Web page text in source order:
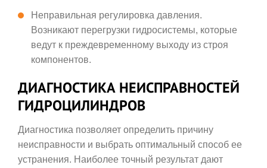
Неправильная регулировка давления.
Возникают перегрузки гидросистемы, которые
ведут к преждевременному выходу из строя
компонентов.
ДИАГНОСТИКА НЕИСПРАВНОСТЕЙ
ГИДРОЦИЛИНДРОВ
Диагностика позволяет определить причину
неисправности и выбрать оптимальный способ ее
устранения. Наиболее точный результат дают